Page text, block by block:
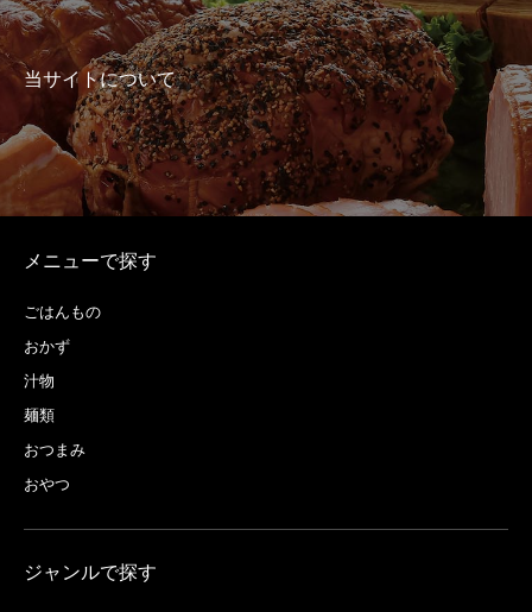
当サイトについて
メニューで探す
ごはんもの
おかず
汁物
麺類
おつまみ
おやつ
ジャンルで探す